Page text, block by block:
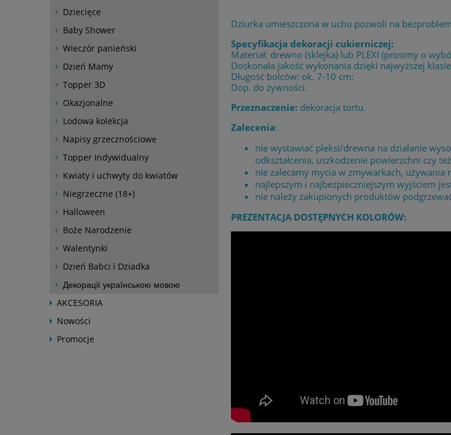
Dziecięce
Baby Shower
Wieczór panieński
Dzień Mamy
Topper 3D
Okazjonalne
Lodowa kolekcja
Napisy grzecznościowe
Topper Indywidualny
Kwiaty i uchwyty do kwiatów
Niegrzeczne (18+)
Halloween
Boże Narodzenie
Walentynki
Dzień Babci i Dziadka
Декорації українською мовою
AKCESORIA
Nowości
Promocje
Dziurka umieszczona w uchu pozwoli na
Specyfikacja dekoracji cukierniczej:
Materiał: drewno (sklejka) lub PLEXI (prosimy o
Doskonała jakość wykonania dzięki najwyższej
Długość bolców: ok. 7-10 cm;
Dop. do żywności.
Przeznaczenie: dekoracja tortu.
Zalecenia:
nie wystawiać pleksi/drewna na działanie
odkształcenia, uszkodzenie powierzchni czy
nie zalecamy mycia w zmywarkach,
najlepszym i najbezpieczniejszym wyjściem
nie należy zakupionych produktów
PREZENTACJA DOSTĘPNYCH KOLORÓW: